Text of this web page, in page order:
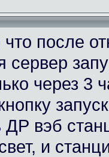
после
сервер
через 3
ДР вэб
и